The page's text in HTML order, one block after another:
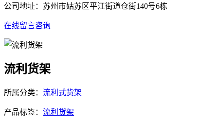
公司地址：苏州市姑苏区平江街道仓街140号6栋
在线留言咨询
流利货架
所属分类： 流利式货架
产品标签： 流利货架